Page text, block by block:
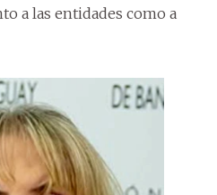
a las entidades como a